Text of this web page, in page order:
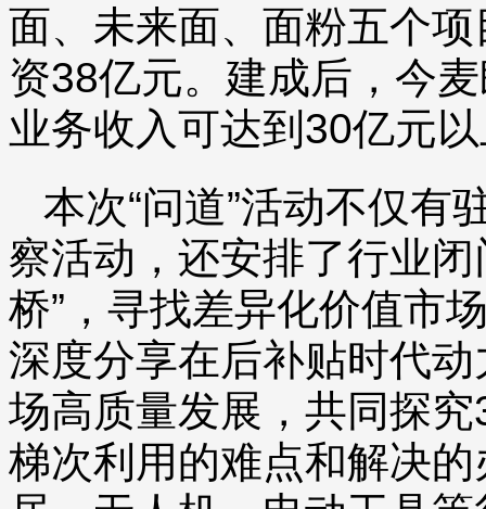
面、未来面、面粉五个
资38亿元。建成后，今
业务收入可达到30亿元
本次“问道”活动不仅有
察活动，还安排了行业
桥”，寻找差异化价值市
深度分享在后补贴时代
场高质量发展，共同探
梯次利用的难点和解决